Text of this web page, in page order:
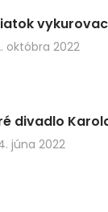
októbra 2022
divadlo
júna 2022